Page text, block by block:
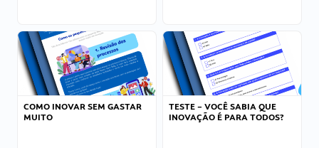
COMO INOVAR SEM GASTAR
MUITO
TESTE – VOCÊ SABIA QUE
INOVAÇÃO É PARA TODOS?